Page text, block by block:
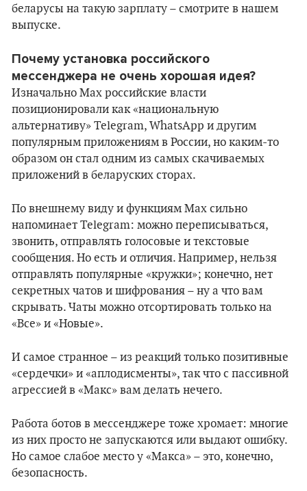
беларусы на такую зарплату – смотрите в нашем
выпуске.
Почему установка российского
мессенджера не очень хорошая идея?
Изначально Max российские власти
позиционировали как «национальную
альтернативу» Telegram, WhatsApp и другим
популярным приложениям в России, но каким-то
образом он стал одним из самых скачиваемых
приложений в беларуских сторах.
По внешнему виду и функциям Max сильно
напоминает Telegram: можно переписываться,
звонить, отправлять голосовые и текстовые
сообщения. Но есть и отличия. Например, нельзя
отправлять популярные «кружки»; конечно, нет
секретных чатов и шифрования – ну а что вам
скрывать. Чаты можно отсортировать только на
«Все» и «Новые».
И самое странное – из реакций только позитивные
«сердечки» и «аплодисменты», так что с пассивной
агрессией в «Макс» вам делать нечего.
Работа ботов в мессенджере тоже хромает: многие
из них просто не запускаются или выдают ошибку.
Но самое слабое место у «Макса» – это, конечно,
безопасность.